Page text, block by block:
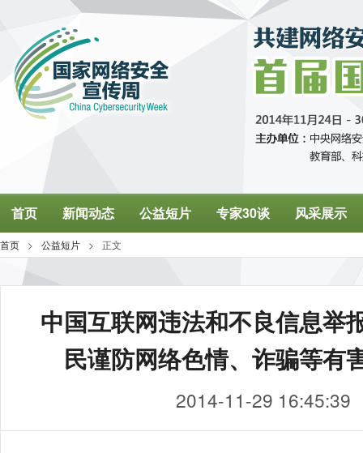
中国互联网违法和不良信息举
民谨防网络色情、诈骗等有
2014-11-29 16:45:39